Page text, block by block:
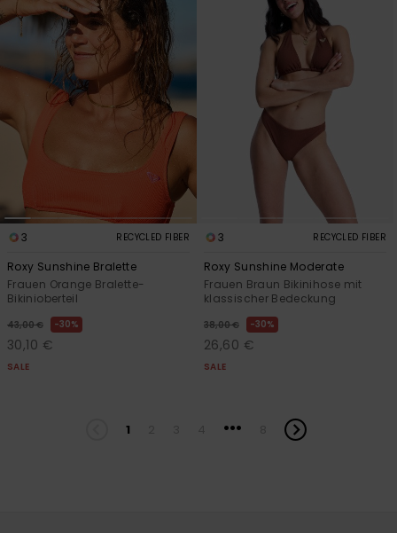
3 RECYCLED FIBER
Roxy Sunshine Bralette
Frauen Orange Bralette-
Bikinioberteil
43,00 € 30%
30,10 €
SALE
3 RECYCLED FIBER
Roxy Sunshine Moderate
Frauen Braun Bikinihose mit
klassischer Bedeckung
38,00 € 30%
26,60 €
SALE
1 ...